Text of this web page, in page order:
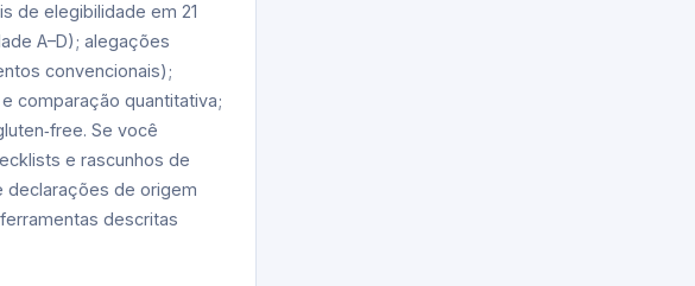
de elegibilidade em 21
A–D); alegações
convencionais);
e comparação quantitativa;
Se você
e rascunhos de
declarações de origem
descritas